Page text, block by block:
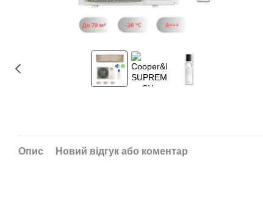
Опис Новий відгук або коментар